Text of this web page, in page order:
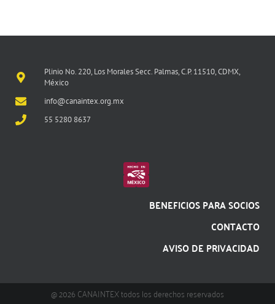
Plinio No. 220, Los Morales Secc. Palmas, C.P. 11510, CDMX,
México
info@canaintex.org.mx
55 5280 8637
BENEFICIOS PARA SOCIOS
CONTACTO
AVISO DE PRIVACIDAD
@ 2026 CANAINTEX todos los derechos reservados